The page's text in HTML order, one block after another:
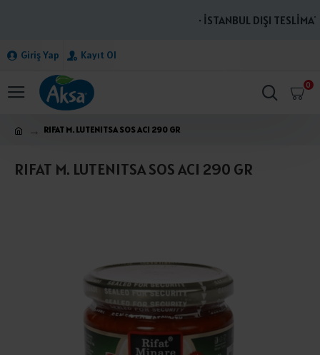
· İSTANBUL DIŞI
Giriş Yap Kayıt Ol
0
RIFAT M. LUTENITSA SOS ACI 290 GR
RIFAT M. LUTENITSA SOS ACI 290 GR